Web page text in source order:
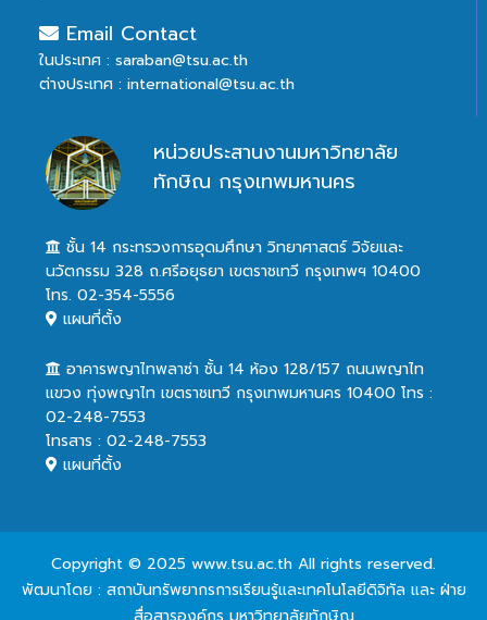
Email Contact
ในประเทศ : saraban@tsu.ac.th
ต่างประเทศ : international@tsu.ac.th
หน่วยประสานงานมหาวิทยาลัย
ทักษิณ กรุงเทพมหานคร
ชั้น 14 กระทรวงการอุดมศึกษา วิทยาศาสตร์ วิจัยและ
นวัตกรรม 328 ถ.ศรีอยุธยา เขตราชเทวี กรุงเทพฯ 10400
โทร. 02-354-5556
แผนที่ตั้ง
อาคารพญาไทพลาซ่า ชั้น 14 ห้อง 128/157 ถนนพญาไท
แขวง ทุ่งพญาไท เขตราชเทวี กรุงเทพมหานคร 10400 โทร :
02-248-7553
โทรสาร : 02-248-7553
แผนที่ตั้ง
Copyright © 2025 www.tsu.ac.th All rights reserved.
พัฒนาโดย : สถาบันทรัพยากรการเรียนรู้และเทคโนโลยีดิจิทัล และ ฝ่าย